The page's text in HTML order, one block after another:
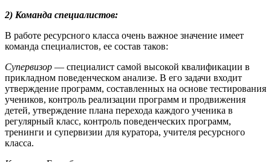
2) Команда специалистов:
В работе ресурсного класса очень важное значение имеет
команда специалистов, ее состав таков:
Супервизор — специалист самой высокой квалификации в
прикладном поведенческом анализе. В его задачи входит
утверждение программ, составленных на основе тестирования
учеников, контроль реализации программ и продвижения
детей, утверждение плана перехода каждого ученика в
регулярный класс, контроль поведенческих программ,
тренинги и супервизии для куратора, учителя ресурсного
класса.